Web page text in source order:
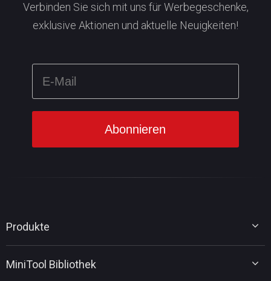
Verbinden Sie sich mit uns für Werbegeschenke,
exklusive Aktionen und aktuelle Neuigkeiten!
Produkte
MiniTool Power Data Recovery
MiniTool Bibliothek